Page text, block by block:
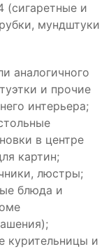
(сигаретные и
мундштуки
аналогичного
и прочие
интерьера;
в центре
картин;
люстры;
блюда и
курительницы и